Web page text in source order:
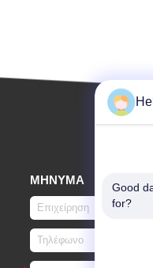
ΜΉΝΥΜΑ
Good
for?